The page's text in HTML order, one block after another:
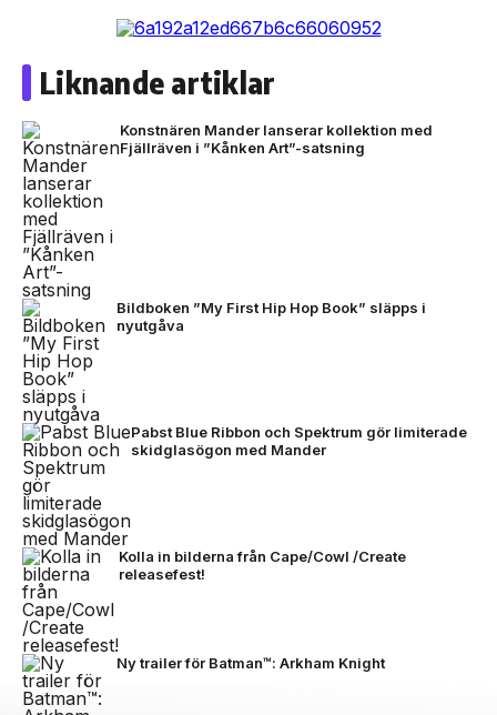
Liknande artiklar
Konstnären Mander lanserar kollektion med
Fjällräven i ”Kånken Art”-satsning
Bildboken ”My First Hip Hop Book” släpps i
nyutgåva
Pabst Blue Ribbon och Spektrum gör limiterade
skidglasögon med Mander
Kolla in bilderna från Cape/Cowl /Create
releasefest!
Ny trailer för Batman™: Arkham Knight